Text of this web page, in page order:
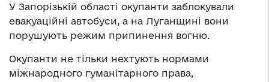
У Запорізькій області окупанти заблокували
евакуаційні автобуси, а на Луганщині вони
порушують режим припинення вогню.
Окупанти не тільки нехтують нормами
міжнародного гуманітарного права,